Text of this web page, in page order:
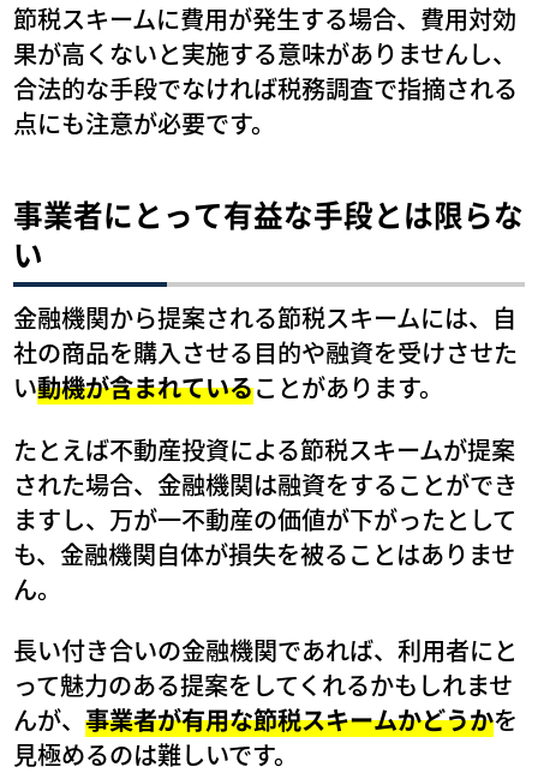
節税スキームに費用が発生する場合、費用対効
果が高くないと実施する意味がありませんし、
合法的な手段でなければ税務調査で指摘される
点にも注意が必要です。
事業者にとって有益な手段とは限らな
い
金融機関から提案される節税スキームには、自
社の商品を購入させる目的や融資を受けさせた
い動機が含まれていることがあります。
たとえば不動産投資による節税スキームが提案
された場合、金融機関は融資をすることができ
ますし、万が一不動産の価値が下がったとして
も、金融機関自体が損失を被ることはありませ
ん。
長い付き合いの金融機関であれば、利用者にと
って魅力のある提案をしてくれるかもしれませ
んが、事業者が有用な節税スキームかどうかを
見極めるのは難しいです。